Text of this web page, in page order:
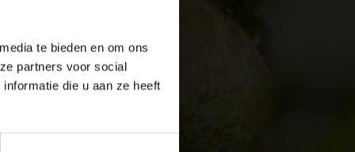
te bieden en om ons
partners voor social
die u aan ze heeft